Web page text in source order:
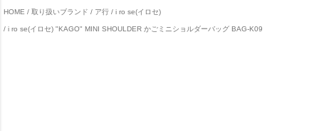
HOME 取り扱いブランド ア行 i ro se(イロセ)
i ro se(イロセ) "KAGO" MINI SHOULDER かごミニショルダーバッグ BAG-K09